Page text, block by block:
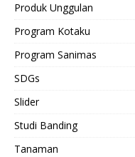
Produk Unggulan
Program Kotaku
Program Sanimas
SDGs
Slider
Studi Banding
Tanaman